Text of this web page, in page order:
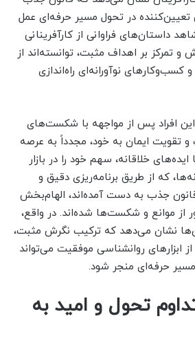
تعیین‌کننده در تحول مسیر حرفه‌ای عمل
داستان‌های فراوانی از کارآفرینانی
و تمرکز بر اهداف مثبت، توانسته‌اند از
کسب‌وکارهای نوآورانه‌ای راه‌اندازی
این افراد پس از مواجهه با شکست‌های
و تقویت ایمان به خود، مجدداً به عرصه
خلاقانه، سهم خود را در بازار
که از طریق برنامه‌ریزی دقیق و
جذب به دست آمده‌اند، الهام‌بخش
از موانع و شکست‌ها شده‌اند. در واقع،
نشان می‌دهد که ترکیب نگرش مثبت،
ابزارهای روانشناسی موفقیت می‌تواند
حرفه‌ای منجر شود.
تحول و امید به